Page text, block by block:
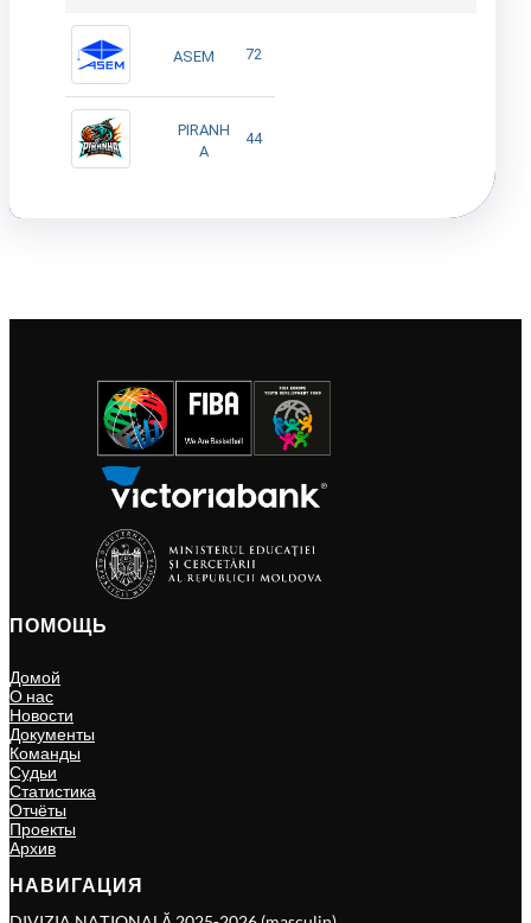
ASEM 72
PIRANH
A
44
ПОМОЩЬ
Домой
О нас
Новости
Документы
Команды
Судьи
Статистика
Отчёты
Проекты
Архив
НАВИГАЦИЯ